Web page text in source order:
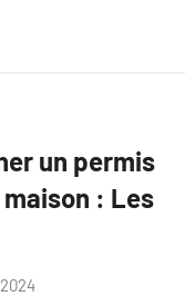
un permis
: Les